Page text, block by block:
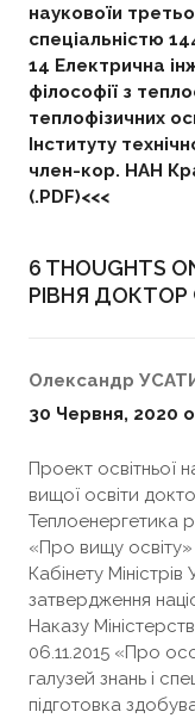
науковоїи
спеціальністю
14 Електрична
філософії з
теплофізичних
Інституту
член-кор. НАН
(.PDF)<<<
6 THOUGHTS
РІВНЯ ДОКТОР
Олександр
30 Червня, 2020
Проект освітньої
вищої освіти
Теплоенергетика
«Про вищу освіту»
Кабінету
затвердження
Наказу
06.11.2015 «Про
галузей знань і
підготовка